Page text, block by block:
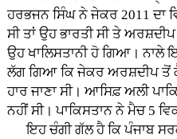
ਹਰਭਜਨ ਸਿੰਘ ਨੇ ਜੇਕਰ 2011 ਦਾ
ਸੀ ਤਾਂ ਉਹ ਭਾਰਤੀ ਸੀ ਤੇ
ਉਹ ਖਾਲਿਸਤਾਨੀ ਹੋ ਗਿਆ। ਨਾਲੇ
ਲੱਗ ਗਿਆ ਕਿ ਜੇਕਰ ਅਰਸ਼ਦੀਪ ਤੋਂ
ਹਾਰ ਜਾਣਾ ਸੀ। ਆਸਿਫ਼ ਅਲੀ
ਨਹੀਂ ਸੀ। ਪਾਕਿਸਤਾਨ ਨੇ ਮੈਚ 5
ਇਹ ਚੰਗੀ ਗੱਲ ਹੈ ਕਿ ਪੰਜਾਬ